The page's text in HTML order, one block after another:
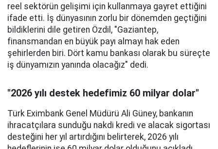
reel sektörün gelişimi için kullanmaya gayret ettiğini
ifade etti. İş dünyasının zorlu bir dönemden geçtiğini
bildiklerini dile getiren Özdil, "Gaziantep,
finansmandan en büyük payı almayı hak eden
şehirlerden biri. Dört kamu bankası olarak bu süreçte
iş dünyamızın yanında olacağız" dedi.
"2026 yılı destek hedefimiz 60 milyar dolar"
Türk Eximbank Genel Müdürü Ali Güney, bankanın
ihracatçılara sunduğu nakdi kredi ve alacak sigortası
desteğini her yıl artırdığını belirterek, 2026 yılı